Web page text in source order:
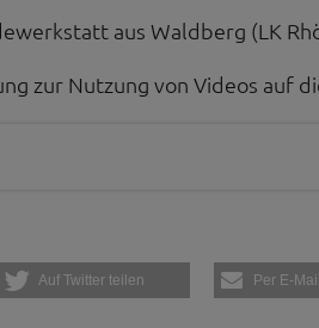
aus Waldberg (LK
zur Nutzung von Videos auf
Auf Twitter teilen Per E-